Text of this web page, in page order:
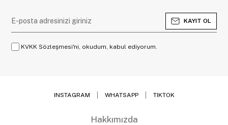
KAYIT OL
KVKK Sözleşmesi'ni, okudum, kabul ediyorum.
INSTAGRAM WHATSAPP TIKTOK
Hakkımızda